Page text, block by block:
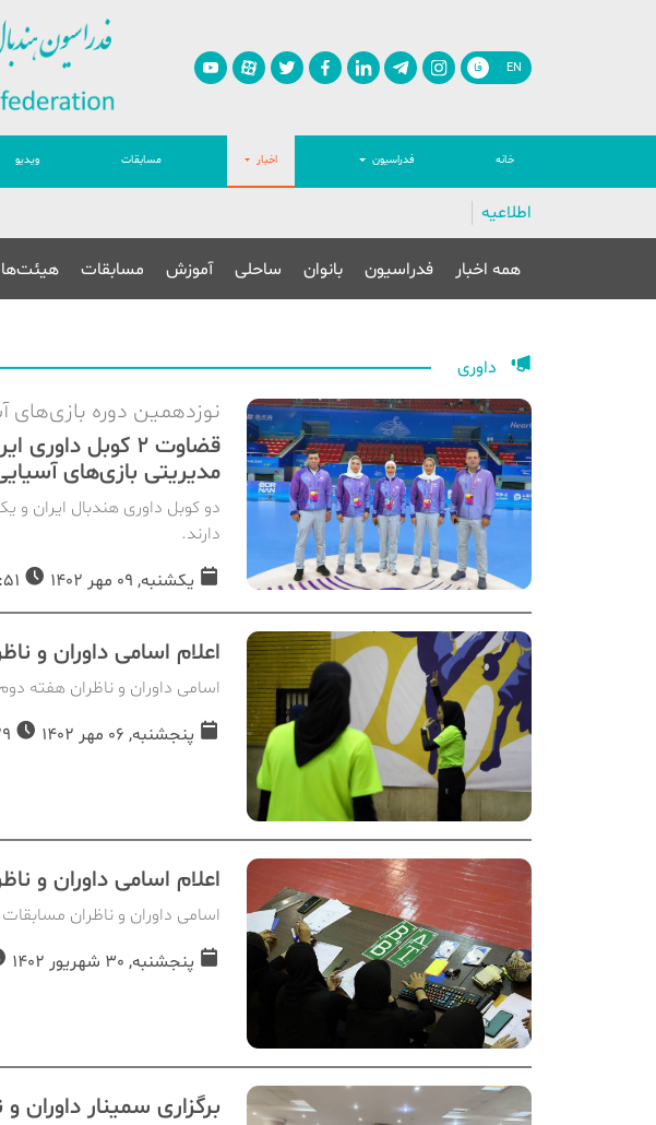
EN فا
خانه فدراسیون اخبار مسابقات ویدیو
اطلاعیه
همه اخبار فدراسیون بانوان ساحلی آموزش مسابقات هیئت‌ها
داوری
نوزدهمین دوره بازی‌های
قضاوت 2 کوبل
مدیریتی بازی‌های
دو کوبل داوری هندبال ایران و
دارند.
یکشنبه, 09 مهر 1402
اعلام اسامی داوران و
اسامی داوران و ناظران هفته
پنجشنبه, 06 مهر 1402
اعلام اسامی داوران و
اسامی داوران و ناظران
پنجشنبه, 30 شهریور 1402
برگزاری سمینار